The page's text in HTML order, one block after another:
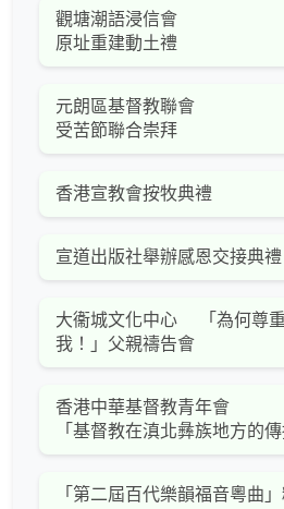
觀塘潮語浸信會
原址重建動土禮
元朗區基督教聯會
受苦節聯合崇拜
香港宣教會按牧典禮
宣道出版社舉辦感恩交接典禮
大衞城文化中心 「為何尊
我！」父親禱告會
香港中華基督教青年會
「基督教在滇北彝族地方的
「第二屆百代樂韻福音粵曲